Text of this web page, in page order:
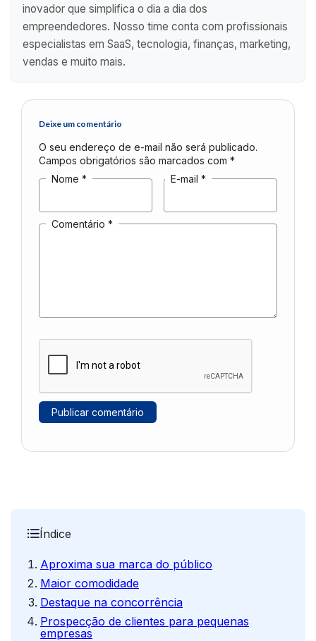
inovador que simplifica o dia a dia dos
empreendedores. Nosso time conta com profissionais
especialistas em SaaS, tecnologia, finanças, marketing,
vendas e muito mais.
Deixe um comentário
O seu endereço de e-mail não será publicado.
Campos obrigatórios são marcados com *
Nome * E-mail *
Comentário *
Índice
Aproxima sua marca do público
Maior comodidade
Destaque na concorrência
Prospecção de clientes para pequenas
empresas